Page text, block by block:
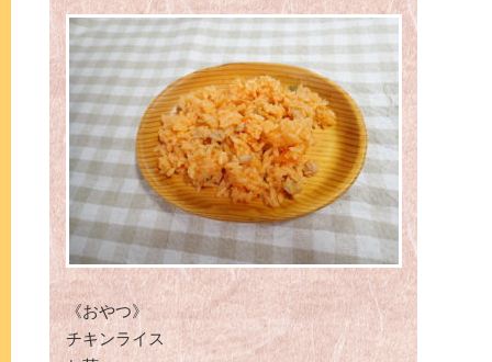
《おやつ》
チキンライス